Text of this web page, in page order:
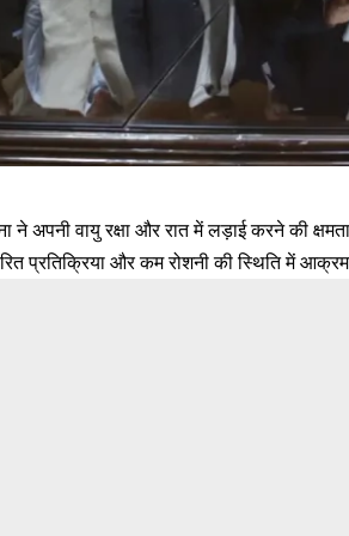
ने अपनी वायु रक्षा और रात में लड़ाई करने की
प्रतिक्रिया और कम रोशनी की स्थिति में